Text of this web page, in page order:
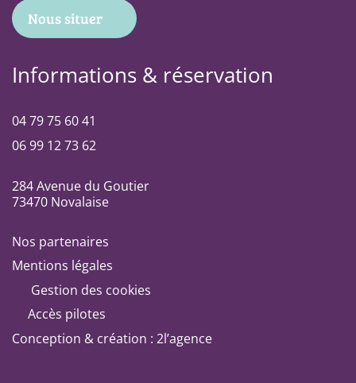
Nous situer
Informations & réservation
04 79 75 60 41
06 99 12 73 62
284 Avenue du Goutier
73470 Novalaise
Nos partenaires
Mentions légales
Gestion des cookies
Accès pilotes
Conception & création : 2l’agence